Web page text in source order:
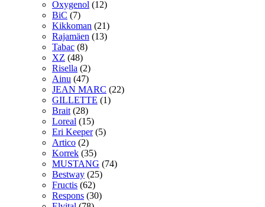
Oxygenol (12)
BiC (7)
Kikkoman (21)
Rajamäen (13)
Tabac (8)
XZ (48)
Risella (2)
Ainu (47)
JEAN MARC (22)
GILLETTE (1)
Brait (28)
Loreal (15)
Eri Keeper (5)
Artico (2)
Korrek (35)
MUSTANG (74)
Bestway (25)
Fructis (62)
Respons (30)